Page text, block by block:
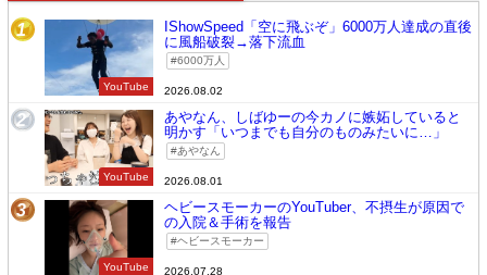
1
YouTube
IShowSpeed「空に飛ぶぞ」6000万人達成の直後
に風船破裂→落下流血
6000万人
2026.08.02
2
YouTube
あやなん、しばゆーの今カノに嫉妬していると
明かす「いつまでも自分のものみたいに…」
あやなん
2026.08.01
3
YouTube
ヘビースモーカーのYouTuber、不摂生が原因で
の入院＆手術を報告
ヘビースモーカー
2026.07.28